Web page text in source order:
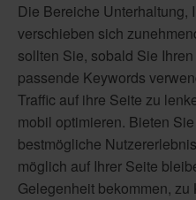
Die Bereiche Unterhaltung,
verschieben sich
sollten Sie, sobald Sie
passende Keywords
Traffic auf ihre Seite zu
mobil optimieren. Bieten
bestmögliche
möglich auf Ihrer Seite
Gelegenheit bekommen,